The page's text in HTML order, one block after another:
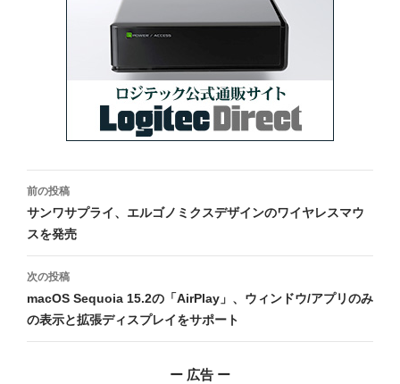
投
稿
ナ
ビ
ゲ
ー
前の投稿
サンワサプライ、エルゴノミクスデザインのワイヤレスマウ
スを発売
次の投稿
macOS Sequoia 15.2の「AirPlay」、ウィンドウ/アプリのみ
の表示と拡張ディスプレイをサポート
ー 広告 ー